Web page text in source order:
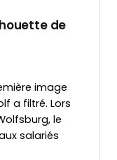
de
image
a filtré. Lors
le
salariés